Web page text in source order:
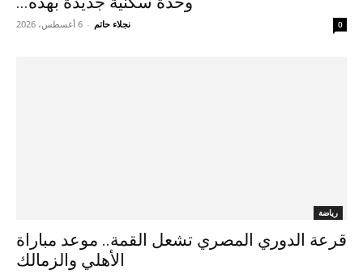
نجلاء حاتم - 6 أغسطس، 2026 0
رياضة
قرعة الدوري المصري تشعل القمة.. موعد مباراة
الأهلي والزمالك